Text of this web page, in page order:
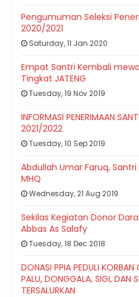
Pengumuman Seleksi
2020/2021
Saturday, 11 Jan 2020
Empat Santri Kembali
Tingkat JATENG
Tuesday, 19 Nov 2019
INFORMASI PENERIMAAN
2021/2022
Tuesday, 10 Sep 2019
Abdullah Umar Faruq, Santri
MHQ
Wednesday, 21 Aug 2019
Sekilas Kegiatan Donor
Abbas As Salafy
Tuesday, 18 Dec 2018
DONASI PPIA PEDULI
PALU, DONGGALA, SIGI, DAN
TERSALURKAN